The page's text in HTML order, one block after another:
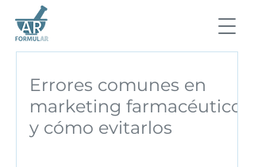
Errores comunes en
marketing farmacéutico
y cómo evitarlos